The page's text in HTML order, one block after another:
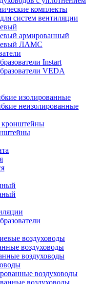
комплекты
систем вентиляции
армированный
ЛАМС
Instart
VEDA
изолированные
неизолированные
кронштейны
воздуховоды
воздуховоды
воздуховоды
воздуховоды
воздуховоды